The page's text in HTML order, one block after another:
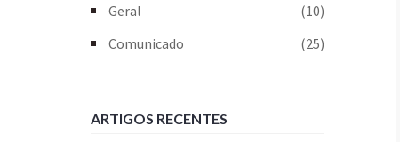
Geral
(10)
Comunicado
(25)
ARTIGOS RECENTES